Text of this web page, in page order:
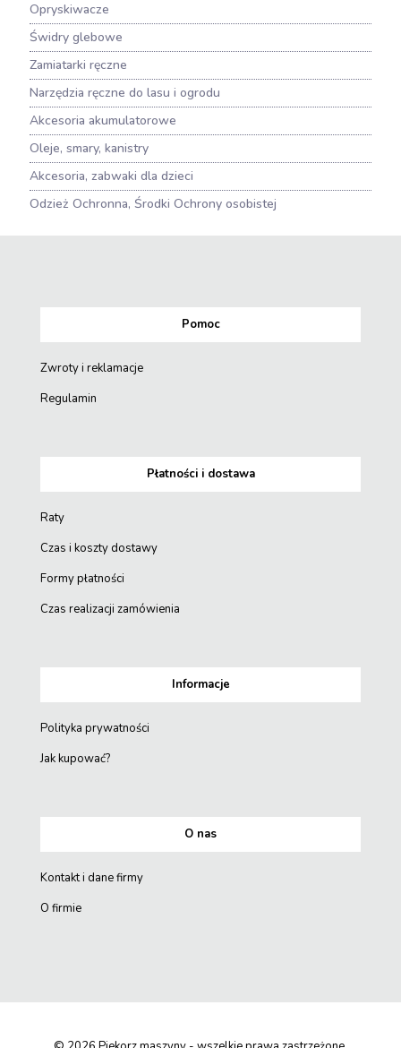
Opryskiwacze
Świdry glebowe
Zamiatarki ręczne
Narzędzia ręczne do lasu i ogrodu
Akcesoria akumulatorowe
Oleje, smary, kanistry
Akcesoria, zabwaki dla dzieci
Odzież Ochronna, Środki Ochrony osobistej
Pomoc
Zwroty i reklamacje
Regulamin
Płatności i dostawa
Raty
Czas i koszty dostawy
Formy płatności
Czas realizacji zamówienia
Informacje
Polityka prywatności
Jak kupować?
O nas
Kontakt i dane firmy
O firmie